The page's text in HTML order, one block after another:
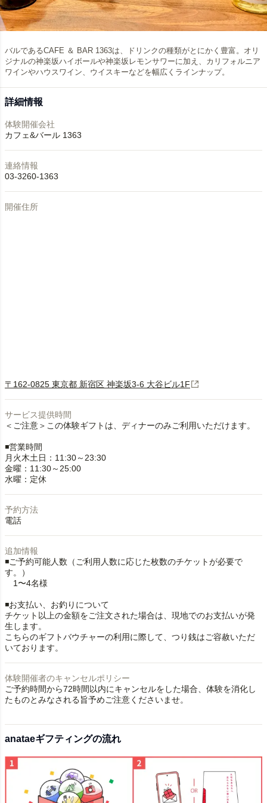
バルであるCAFE ＆ BAR 1363は、ドリンクの種類がとにかく豊富。オリ
ジナルの神楽坂ハイボールや神楽坂レモンサワーに加え、カリフォルニア
ワインやハウスワイン、ウイスキーなどを幅広くラインナップ。
詳細情報
体験開催会社
カフェ&バール 1363
連絡情報
03-3260-1363
開催住所
〒162-0825 東京都 新宿区 神楽坂3-6 大谷ビル1F
サービス提供時間
＜ご注意＞この体験ギフトは、ディナーのみご利用いただけます。
◾️営業時間
月火木土日：11:30～23:30
金曜：11:30～25:00
水曜：定休
予約方法
電話
追加情報
◾️ご予約可能人数（ご利用人数に応じた枚数のチケットが必要で
す。）
1〜4名様
◾️お支払い、お釣りについて
チケット以上の金額をご注文された場合は、現地でのお支払いが発
生します。
こちらのギフトバウチャーの利用に際して、つり銭はご容赦いただ
いております。
体験開催者のキャンセルポリシー
ご予約時間から72時間以内にキャンセルをした場合、体験を消化し
たものとみなされる旨予めご注意くださいませ。
anataeギフティングの流れ